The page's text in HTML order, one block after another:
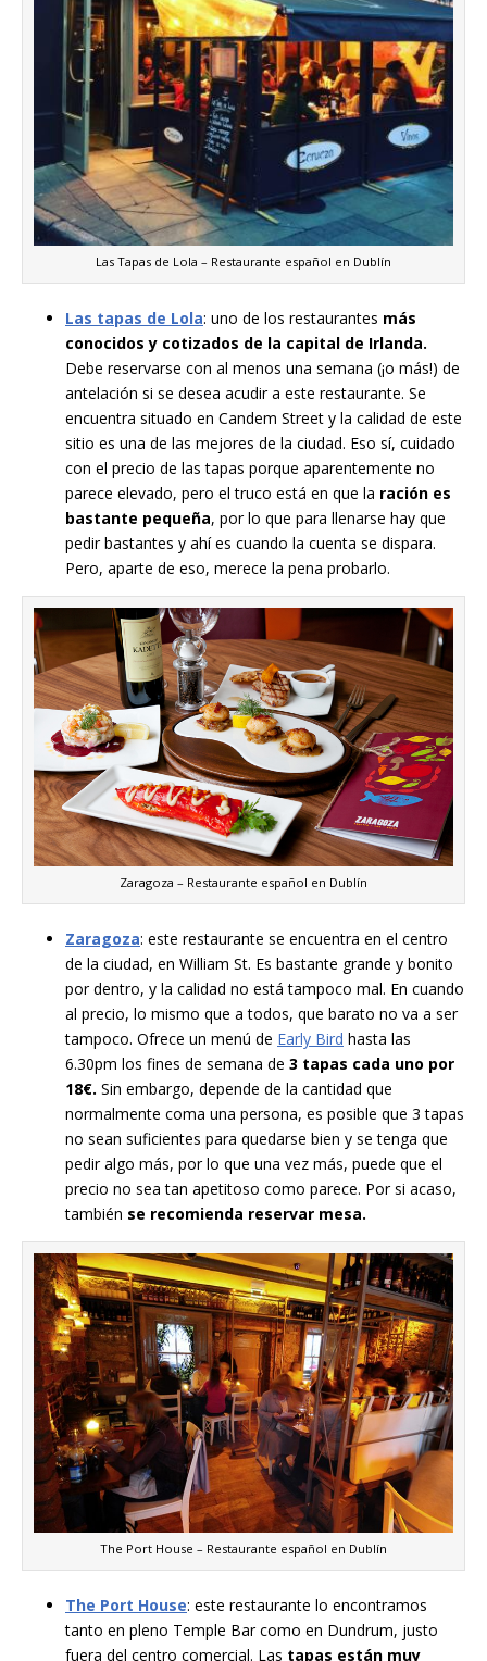
Las Tapas de Lola – Restaurante español en Dublín
Las tapas de Lola: uno de los restaurantes más
conocidos y cotizados de la capital de Irlanda.
Debe reservarse con al menos una semana (¡o más!) de
antelación si se desea acudir a este restaurante. Se
encuentra situado en Candem Street y la calidad de este
sitio es una de las mejores de la ciudad. Eso sí, cuidado
con el precio de las tapas porque aparentemente no
parece elevado, pero el truco está en que la ración es
bastante pequeña, por lo que para llenarse hay que
pedir bastantes y ahí es cuando la cuenta se dispara.
Pero, aparte de eso, merece la pena probarlo.
Zaragoza – Restaurante español en Dublín
Zaragoza: este restaurante se encuentra en el centro
de la ciudad, en William St. Es bastante grande y bonito
por dentro, y la calidad no está tampoco mal. En cuando
al precio, lo mismo que a todos, que barato no va a ser
tampoco. Ofrece un menú de Early Bird hasta las
6.30pm los fines de semana de 3 tapas cada uno por
18€. Sin embargo, depende de la cantidad que
normalmente coma una persona, es posible que 3 tapas
no sean suficientes para quedarse bien y se tenga que
pedir algo más, por lo que una vez más, puede que el
precio no sea tan apetitoso como parece. Por si acaso,
también se recomienda reservar mesa.
The Port House – Restaurante español en Dublín
The Port House: este restaurante lo encontramos
tanto en pleno Temple Bar como en Dundrum, justo
fuera del centro comercial. Las tapas están muy